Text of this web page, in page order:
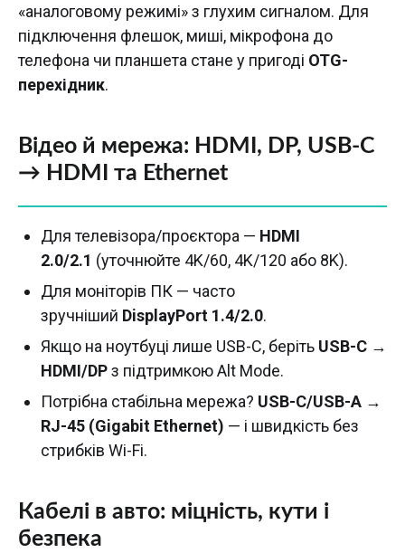
«аналоговому режимі» з глухим сигналом. Для
підключення флешок, миші, мікрофона до
телефона чи планшета стане у пригоді OTG-
перехідник.
Відео й мережа: HDMI, DP, USB-C
→ HDMI та Ethernet
Для телевізора/проєктора — HDMI
2.0/2.1 (уточнюйте 4K/60, 4K/120 або 8K).
Для моніторів ПК — часто
зручніший DisplayPort 1.4/2.0.
Якщо на ноутбуці лише USB-C, беріть USB-C →
HDMI/DPз підтримкою Alt Mode.
Потрібна стабільна мережа? USB-C/USB-A →
RJ-45 (Gigabit Ethernet) — і швидкість без
стрибків Wi-Fi.
Кабелі в авто: міцність, кути і
безпека